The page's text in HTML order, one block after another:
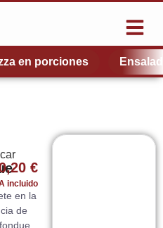
en porciones
€
incluido
en la
de